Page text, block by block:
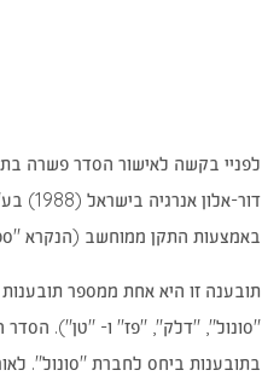
לפניי בקשה לאישור הסדר פשרה
דור-אלון אנרגיה בישראל (1988) בע"מ (להלן: "
באמצעות התקן ממוחשב (הנקרא
תובענה זו היא אחת ממספר
"סונול", "דלק", "פז" ו- "טן").
בתובענות ביחס לחברת "סונול".